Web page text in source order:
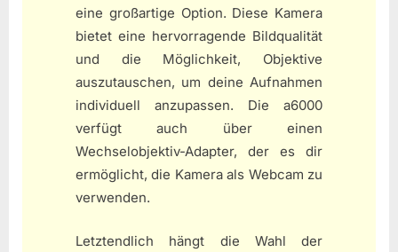
eine großartige Option. Diese Kamera
bietet eine hervorragende Bildqualität
und die Möglichkeit, Objektive
auszutauschen, um deine Aufnahmen
individuell anzupassen. Die a6000
verfügt auch über einen
Wechselobjektiv-Adapter, der es dir
ermöglicht, die Kamera als Webcam zu
verwenden.
Letztendlich hängt die Wahl der